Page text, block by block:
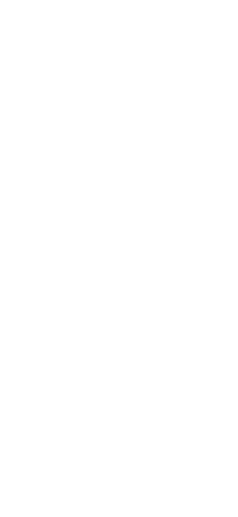
закрепления мачты в нужном
типа грунта).
к мачтам подбираются
при помощи бетонных
между собой, образуя